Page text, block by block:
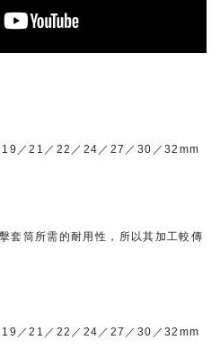
／21／22／24／27／30／32mm
套筒所需的耐用性，所以其加工較傳
／21／22／24／27／30／32mm